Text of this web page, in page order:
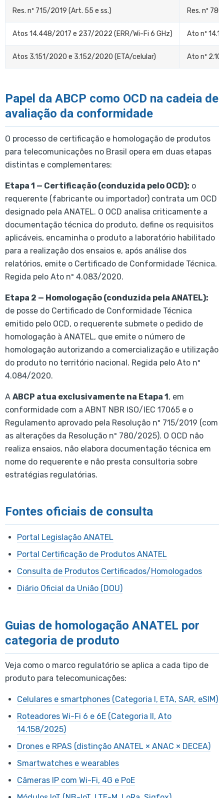
Res. nº 715/2019 (Art. 55 e ss.) Res. nº
Atos 14.448/2017 e 237/2022 (ERR/Wi-Fi 6 GHz) Ato nº
Atos 3.151/2020 e 3.152/2020 (ETA/celular) Ato nº
Papel da ABCP como OCD na cadeia de
avaliação da conformidade
O processo de certificação e homologação de produtos
para telecomunicações no Brasil opera em duas etapas
distintas e complementares:
Etapa 1 — Certificação (conduzida pelo OCD): o
requerente (fabricante ou importador) contrata um OCD
designado pela ANATEL. O OCD analisa criticamente a
documentação técnica do produto, define os requisitos
aplicáveis, encaminha o produto a laboratório habilitado
para a realização dos ensaios e, após análise dos
relatórios, emite o Certificado de Conformidade Técnica.
Regida pelo Ato nº 4.083/2020.
Etapa 2 — Homologação (conduzida pela ANATEL):
de posse do Certificado de Conformidade Técnica
emitido pelo OCD, o requerente submete o pedido de
homologação à ANATEL, que emite o número de
homologação autorizando a comercialização e utilização
do produto no território nacional. Regida pelo Ato nº
4.084/2020.
A ABCP atua exclusivamente na Etapa 1, em
conformidade com a ABNT NBR ISO/IEC 17065 e o
Regulamento aprovado pela Resolução nº 715/2019 (com
as alterações da Resolução nº 780/2025). O OCD não
realiza ensaios, não elabora documentação técnica em
nome do requerente e não presta consultoria sobre
estratégias regulatórias.
Fontes oficiais de consulta
Portal Legislação ANATEL
Portal Certificação de Produtos ANATEL
Consulta de Produtos Certificados/Homologados
Diário Oficial da União (DOU)
Guias de homologação ANATEL por
categoria de produto
Veja como o marco regulatório se aplica a cada tipo de
produto para telecomunicações:
Celulares e smartphones (Categoria I, ETA, SAR, eSIM)
Roteadores Wi-Fi 6 e 6E (Categoria II, Ato
14.158/2025)
Drones e RPAS (distinção ANATEL × ANAC × DECEA)
Smartwatches e wearables
Câmeras IP com Wi-Fi, 4G e PoE